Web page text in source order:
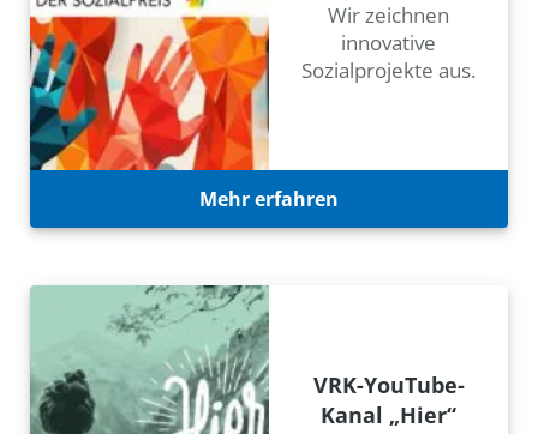
Wir zeichnen
innovative
Sozialprojekte aus.
Mehr erfahren
VRK-YouTube-
Kanal „Hier“